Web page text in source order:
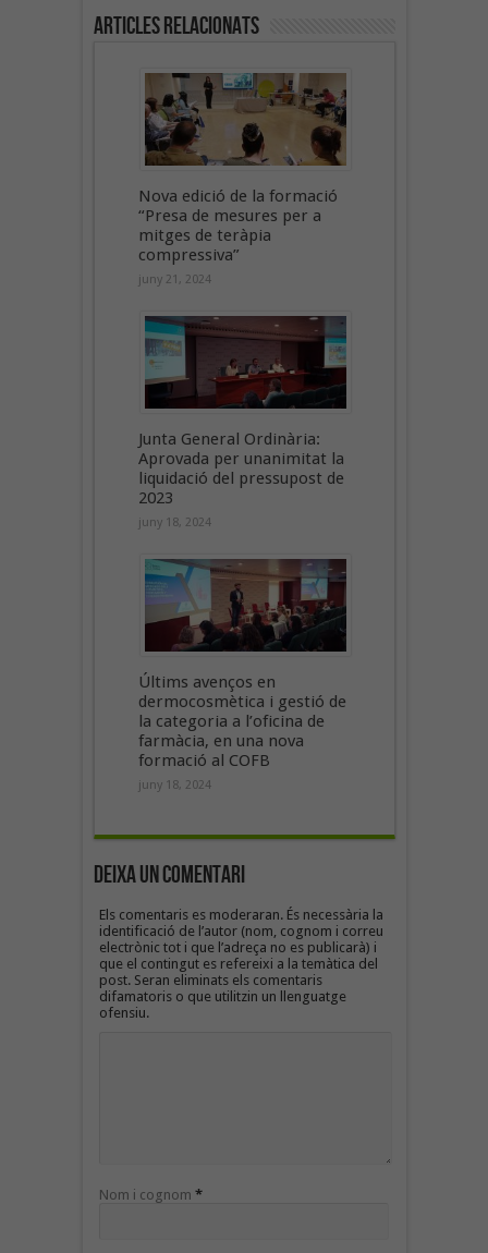
Articles Relacionats
Nova edició de la formació
“Presa de mesures per a
mitges de teràpia
compressiva”
juny 21, 2024
Junta General Ordinària:
Aprovada per unanimitat la
liquidació del pressupost de
2023
juny 18, 2024
Últims avenços en
dermocosmètica i gestió de
la categoria a l’oficina de
farmàcia, en una nova
formació al COFB
juny 18, 2024
Deixa un Comentari
Els comentaris es moderaran. És necessària la
identificació de l’autor (nom, cognom i correu
electrònic tot i que l’adreça no es publicarà) i
que el contingut es refereixi a la temàtica del
post. Seran eliminats els comentaris
difamatoris o que utilitzin un llenguatge
ofensiu.
Nom i cognom *